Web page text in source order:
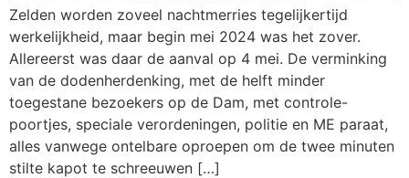
Zelden worden zoveel nachtmerries tegelijkertijd
werkelijkheid, maar begin mei 2024 was het zover.
Allereerst was daar de aanval op 4 mei. De verminking
van de dodenherdenking, met de helft minder
toegestane bezoekers op de Dam, met controle-
poortjes, speciale verordeningen, politie en ME paraat,
alles vanwege ontelbare oproepen om de twee minuten
stilte kapot te schreeuwen […]